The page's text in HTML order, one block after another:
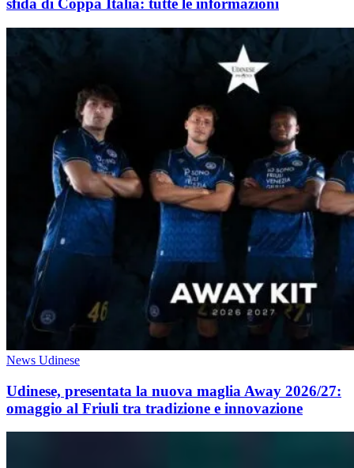
sfida di Coppa Italia: tutte le informazioni
News Udinese
Udinese, presentata la nuova maglia Away 2026/27:
omaggio al Friuli tra tradizione e innovazione